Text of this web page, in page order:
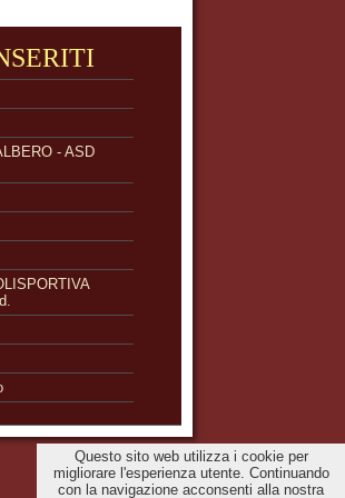
- ASD
Questo sito web utilizza i cookie per
migliorare l'esperienza utente. Continuando
con la navigazione acconsenti alla nostra